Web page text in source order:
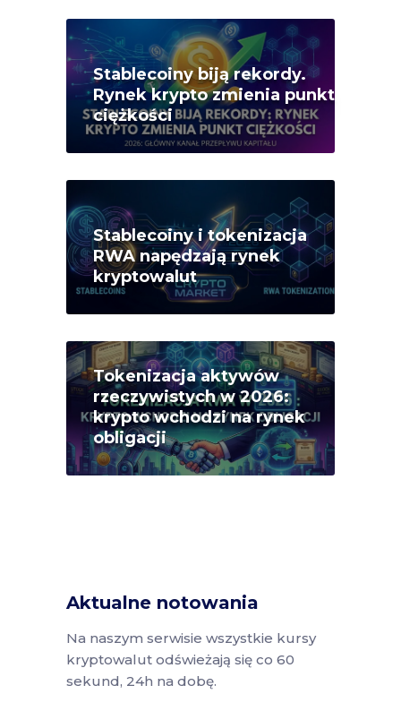
Stablecoiny biją rekordy.
Rynek krypto zmienia punkt
ciężkości
Stablecoiny i tokenizacja
RWA napędzają rynek
kryptowalut
Tokenizacja aktywów
rzeczywistych w 2026:
krypto wchodzi na rynek
obligacji
Aktualne notowania
Na naszym serwisie wszystkie kursy
kryptowalut odświeżają się co 60
sekund, 24h na dobę.